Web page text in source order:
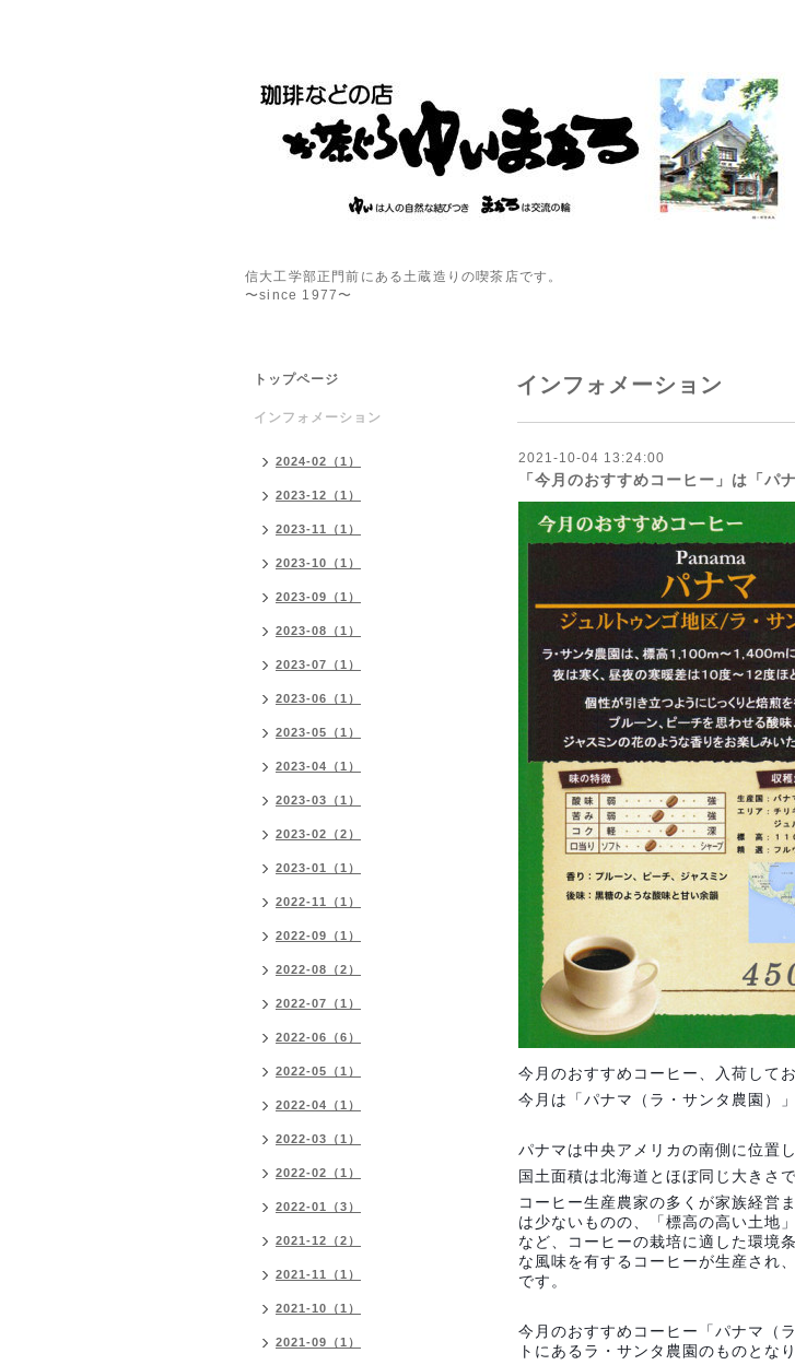
信大工学部正門前にある土蔵造りの喫茶店です。
〜since 1977〜
インフォメーション
2021-10-04 13:24:00
「今月のおすすめコーヒー」は「パ
今月のおすすめコーヒー、入荷してお
今月は「パナマ（ラ・サンタ農園）
パナマは中央アメリカの南側に位置
国土面積は北海道とほぼ同じ大きさ
コーヒー生産農家の多くが家族経営
は少ないものの、「標高の高い土地
など、コーヒーの栽培に適した環境
な風味を有するコーヒーが生産され
です。
今月のおすすめコーヒー「パナマ（
トにあるラ・サンタ農園のものとなり
トップページ
インフォメーション
2024-02（1）
2023-12（1）
2023-11（1）
2023-10（1）
2023-09（1）
2023-08（1）
2023-07（1）
2023-06（1）
2023-05（1）
2023-04（1）
2023-03（1）
2023-02（2）
2023-01（1）
2022-11（1）
2022-09（1）
2022-08（2）
2022-07（1）
2022-06（6）
2022-05（1）
2022-04（1）
2022-03（1）
2022-02（1）
2022-01（3）
2021-12（2）
2021-11（1）
2021-10（1）
2021-09（1）